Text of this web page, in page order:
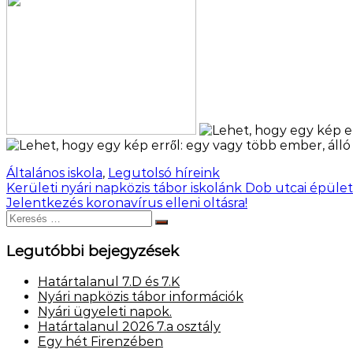
Általános iskola, Legutolsó híreink
Bejegyzés
navigáció
Kerületi nyári napközis tábor iskolánk Dob utcai
Jelentkezés koronavírus elleni oltásra!
Keresés:
Keresés
Legutóbbi bejegyzések
Határtalanul 7.D és 7.K
Nyári napközis tábor információk
Nyári ügyeleti napok.
Határtalanul 2026 7.a osztály
Egy hét Firenzében